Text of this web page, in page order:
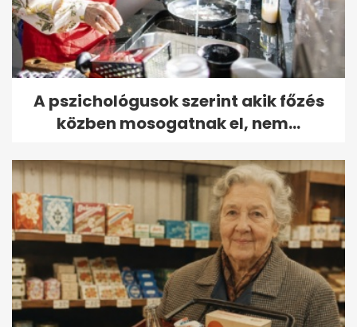
A pszichológusok szerint akik főzés
közben mosogatnak el, nem...